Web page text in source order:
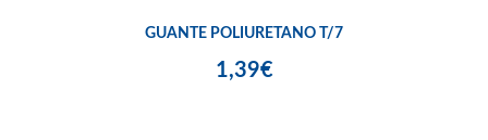
GUANTE POLIURETANO T/7
1,39€